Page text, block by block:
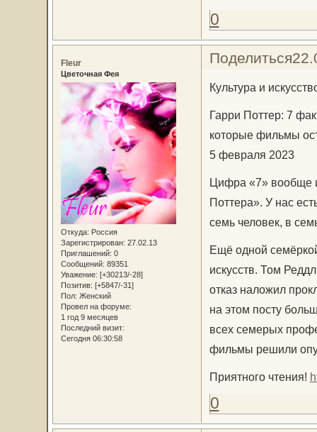
0
Поделиться
Fleur
Цветочная Фея
Откуда: Россия
Зарегистрирован: 27.02.13
Приглашений: 0
Сообщений: 89351
Уважение: [+30213/-28]
Позитив: [+5847/-31]
Пол: Женский
Провел на форуме:
1 год 9 месяцев
Последний визит:
Сегодня 06:30:58
Культура и
Гарри Поттер: 7
которые фильмы
5 февраля 2023
Цифра «7» вообще
Поттера». У нас
семь человек, в
Ещё одной
искусств. Том
отказ наложил
на этом посту
всех семерых
фильмы решили
Приятного чтения!
0